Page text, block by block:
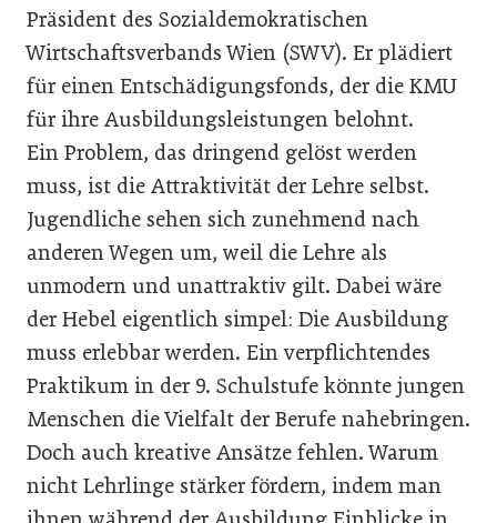
Präsident des Sozialdemokratischen
Wirtschaftsverbands Wien (SWV). Er plädiert
für einen Entschädigungsfonds, der die KMU
für ihre Ausbildungsleistungen belohnt.
Ein Problem, das dringend gelöst werden
muss, ist die Attraktivität der Lehre selbst.
Jugendliche sehen sich zunehmend nach
anderen Wegen um, weil die Lehre als
unmodern und unattraktiv gilt. Dabei wäre
der Hebel eigentlich simpel: Die Ausbildung
muss erlebbar werden. Ein verpflichtendes
Praktikum in der 9. Schulstufe könnte jungen
Menschen die Vielfalt der Berufe nahebringen.
Doch auch kreative Ansätze fehlen. Warum
nicht Lehrlinge stärker fördern, indem man